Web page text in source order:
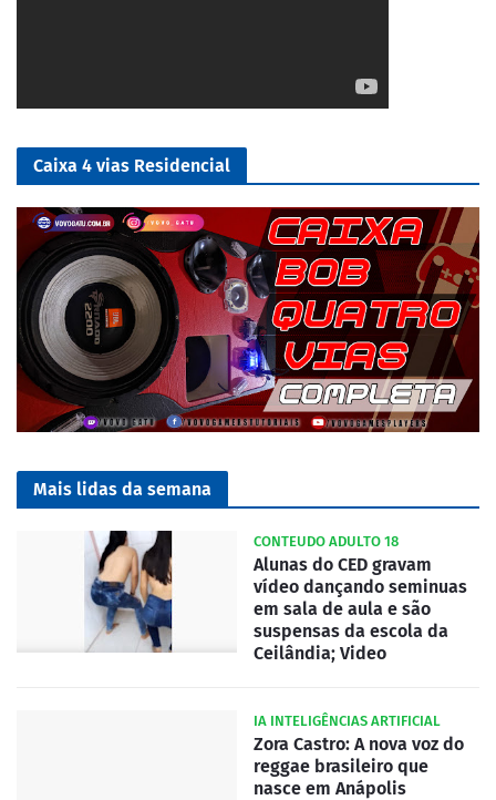
Caixa 4 vias Residencial
Mais lidas da semana
CONTEUDO ADULTO 18
Alunas do CED gravam
vídeo dançando seminuas
em sala de aula e são
suspensas da escola da
Ceilândia; Video
IA INTELIGÊNCIAS ARTIFICIAL
Zora Castro: A nova voz do
reggae brasileiro que
nasce em Anápolis